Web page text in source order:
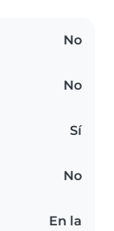
No
No
Sí
No
En la